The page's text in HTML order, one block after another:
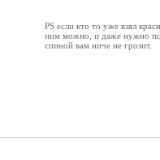
PS если кто то уже взял
ним можно, и даже нужно
спиной вам ниче не грозит.